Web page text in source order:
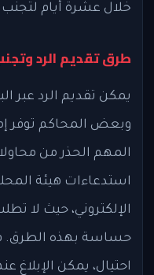
خلال عشرة أيام
طرق تقديم الرد
يمكن تقديم الرد عبر
وبعض المحاكم توفر
المهم الحذر من
استدعاءات هيئة
الإلكتروني، حيث لا
حساسة بهذه الطرق.
احتيال، يمكن الإبلاغ